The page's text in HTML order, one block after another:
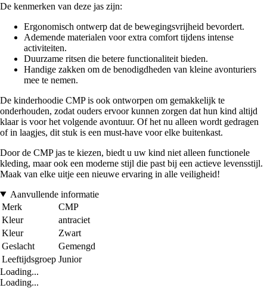
De kenmerken van deze jas zijn:
Ergonomisch ontwerp dat de bewegingsvrijheid bevordert.
Ademende materialen voor extra comfort tijdens intense
activiteiten.
Duurzame ritsen die betere functionaliteit bieden.
Handige zakken om de benodigdheden van kleine avonturiers
mee te nemen.
De kinderhoodie CMP is ook ontworpen om gemakkelijk te
onderhouden, zodat ouders ervoor kunnen zorgen dat hun kind altijd
klaar is voor het volgende avontuur. Of het nu alleen wordt gedragen
of in laagjes, dit stuk is een must-have voor elke buitenkast.
Door de CMP jas te kiezen, biedt u uw kind niet alleen functionele
kleding, maar ook een moderne stijl die past bij een actieve levensstijl.
Maak van elke uitje een nieuwe ervaring in alle veiligheid!
Aanvullende informatie
Merk
CMP
Kleur
antraciet
Kleur
Zwart
Geslacht
Gemengd
Leeftijdsgroep Junior
Loading...
Loading...